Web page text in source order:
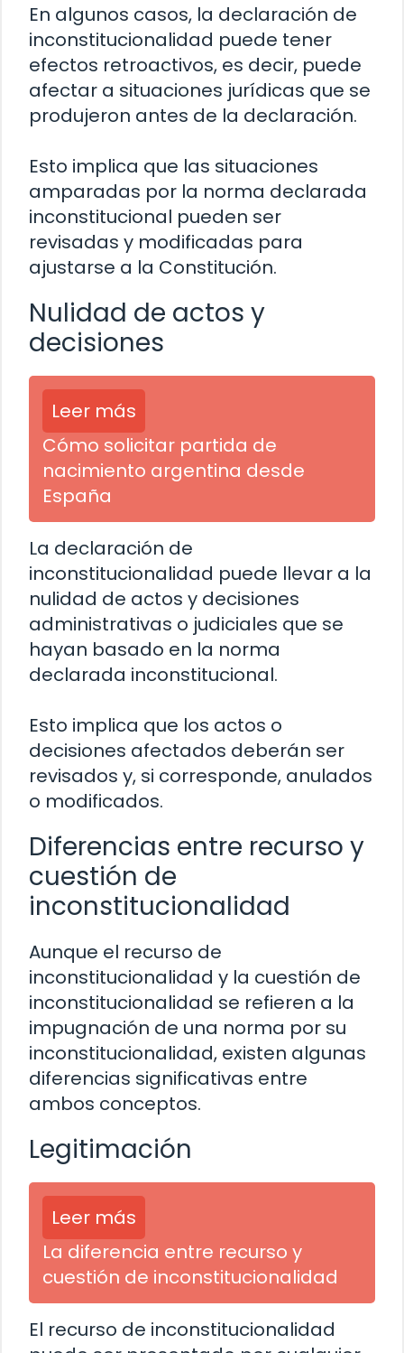
En algunos casos, la declaración de
inconstitucionalidad puede tener
efectos retroactivos, es decir, puede
afectar a situaciones jurídicas que se
produjeron antes de la declaración.
Esto implica que las situaciones
amparadas por la norma declarada
inconstitucional pueden ser
revisadas y modificadas para
ajustarse a la Constitución.
Nulidad de actos y
decisiones
Leer más
Cómo solicitar partida de
nacimiento argentina desde
España
La declaración de
inconstitucionalidad puede llevar a la
nulidad de actos y decisiones
administrativas o judiciales que se
hayan basado en la norma
declarada inconstitucional.
Esto implica que los actos o
decisiones afectados deberán ser
revisados y, si corresponde, anulados
o modificados.
Diferencias entre recurso y
cuestión de
inconstitucionalidad
Aunque el recurso de
inconstitucionalidad y la cuestión de
inconstitucionalidad se refieren a la
impugnación de una norma por su
inconstitucionalidad, existen algunas
diferencias significativas entre
ambos conceptos.
Legitimación
Leer más
La diferencia entre recurso y
cuestión de inconstitucionalidad
El recurso de inconstitucionalidad